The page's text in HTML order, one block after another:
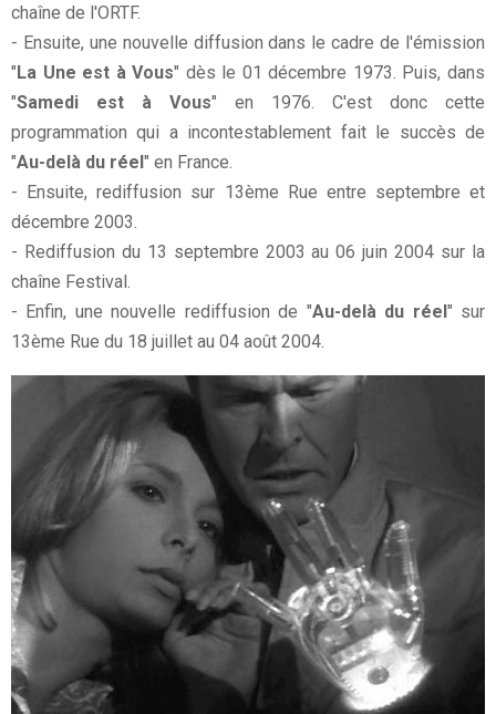
chaîne de l'ORTF.
- Ensuite, une nouvelle diffusion dans le cadre de l'émission
"La Une est à Vous" dès le 01 décembre 1973. Puis, dans
"Samedi est à Vous" en 1976. C'est donc cette
programmation qui a incontestablement fait le succès de
"Au-delà du réel" en France.
- Ensuite, rediffusion sur 13ème Rue entre septembre et
décembre 2003.
- Rediffusion du 13 septembre 2003 au 06 juin 2004 sur la
chaîne Festival.
- Enfin, une nouvelle rediffusion de "Au-delà du réel" sur
13ème Rue du 18 juillet au 04 août 2004.